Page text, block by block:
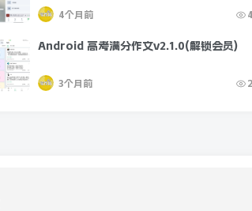
4个月前
Android 高考满分作文v2.1.0(解锁会员)
3个月前